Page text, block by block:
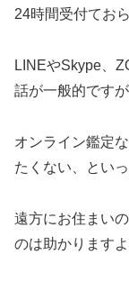
24時間受付てお
LINEやSkype、
話が一般的です
オンライン鑑定
たくない、とい
遠方にお住まい
のは助かりますよ